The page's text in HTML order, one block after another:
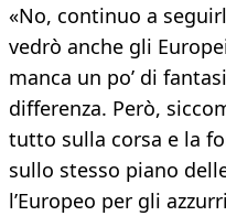
«No, continuo a
vedrò anche gli
manca un po’ di
differenza. Però,
tutto sulla corsa e la
sullo stesso piano
l’Europeo per gli